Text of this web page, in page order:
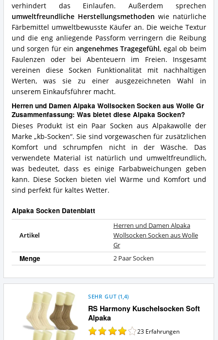
verhindert das Einlaufen. Außerdem sprechen
umweltfreundliche Herstellungsmethoden wie natürliche
Färbemittel umweltbewusste Käufer an. Die weiche Textur
und die eng anliegende Passform verringern die Reibung
und sorgen für ein angenehmes Tragegefühl, egal ob beim
Faulenzen oder bei Abenteuern im Freien. Insgesamt
vereinen diese Socken Funktionalität mit nachhaltigen
Werten, was sie zu einer ausgezeichneten Wahl in
unserem Einkaufsführer macht.
Herren und Damen Alpaka Wollsocken Socken aus Wolle Gr
Zusammenfassung: Was bietet diese Alpaka Socken?
Dieses Produkt ist ein Paar Socken aus Alpakawolle der
Marke „kb-Socken“. Sie sind vorgewaschen für zusätzlichen
Komfort und schrumpfen nicht in der Wäsche. Das
verwendete Material ist natürlich und umweltfreundlich,
was bedeutet, dass es einige Farbabweichungen geben
kann. Diese Socken bieten viel Wärme und Komfort und
sind perfekt für kaltes Wetter.
Alpaka Socken Datenblatt
Artikel
Herren und Damen Alpaka
Wollsocken Socken aus Wolle
Gr
Menge 2 Paar Socken
RS Harmony Kuschelsocken Soft
Alpaka
SEHR GUT (1,4)
23 Erfahrungen